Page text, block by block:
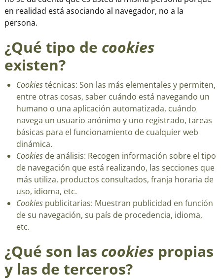
en realidad está asociando al navegador, no a la
persona.
¿Qué tipo de cookies
existen?
Cookiestécnicas: Son las más elementales y permiten,
entre otras cosas, saber cuándo está navegando un
humano o una aplicación automatizada, cuándo
navega un usuario anónimo y uno registrado, tareas
básicas para el funcionamiento de cualquier web
dinámica.
Cookiesde análisis: Recogen información sobre el tipo
de navegación que está realizando, las secciones que
más utiliza, productos consultados, franja horaria de
uso, idioma, etc.
Cookiespublicitarias: Muestran publicidad en función
de su navegación, su país de procedencia, idioma,
etc.
¿Qué son las cookiespropias
y las de terceros?